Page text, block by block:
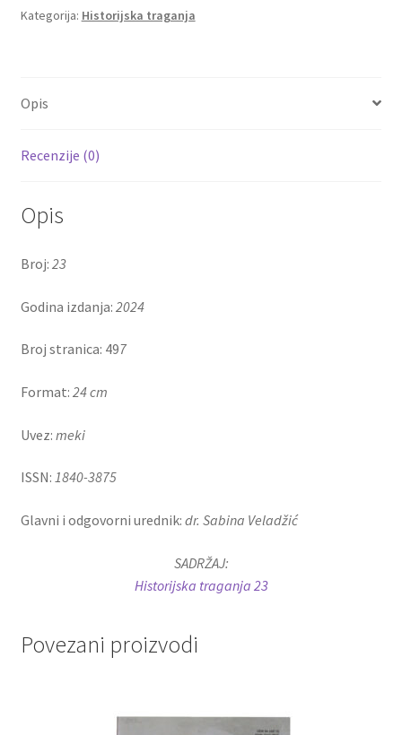
Kategorija: Historijska traganja
Opis
Recenzije (0)
Opis
Broj: 23
Godina izdanja: 2024
Broj stranica: 497
Format: 24 cm
Uvez: meki
ISSN: 1840-3875
Glavni i odgovorni urednik: dr. Sabina Veladžić
SADRŽAJ:
Historijska traganja 23
Povezani proizvodi